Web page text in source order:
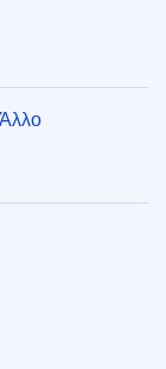
της σειράς
Άλλο